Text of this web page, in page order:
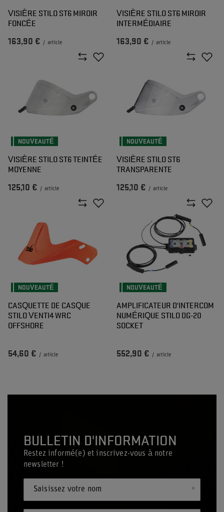
VISIÈRE STILO ST6 MIROIR
FONCÉE
163,90 € / article
VISIÈRE STILO ST6 MIROIR
INTERMÉDIAIRE
163,90 € / article
NOUVEAUTÉ
VISIÈRE STILO ST6 TEINTÉE
MOYENNE
125,10 € / article
NOUVEAUTÉ
VISIÈRE STILO ST6
TRANSPARENTE
125,10 € / article
NOUVEAUTÉ
CASQUETTE DE CASQUE
STILO VENTI4 WRC
OFFSHORE
54,60 € / article
NOUVEAUTÉ
AMPLIFICATEUR D'INTERCOM
NUMÉRIQUE STILO DG-20
SOCKET
552,90 € / article
BULLETIN D'INFORMATION
Restez informé(e) et inscrivez-vous à notre
newsletter !
Saisissez votre nom